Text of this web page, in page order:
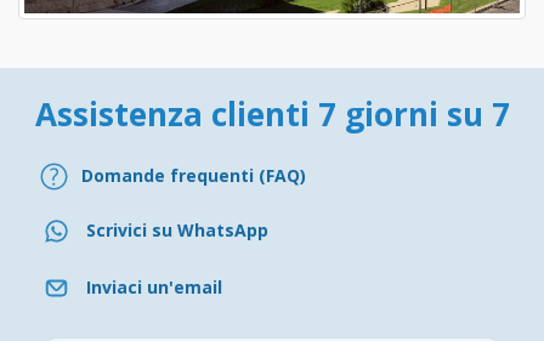
Assistenza clienti 7 giorni su 7
Domande frequenti (FAQ)
Scrivici su WhatsApp
Inviaci un'email